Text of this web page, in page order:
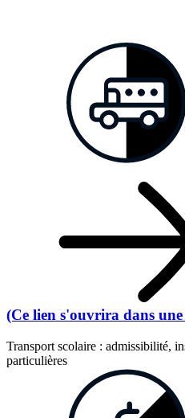
(Ce lien s'ouvrira dans
Transport scolaire : admissibilité,
particulières